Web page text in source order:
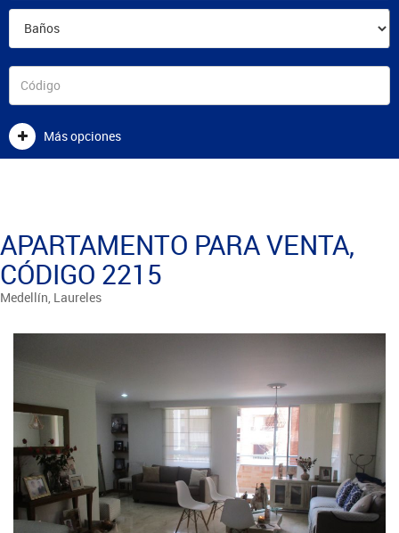
Más opciones
APARTAMENTO PARA VENTA,
CÓDIGO 2215
Medellín, Laureles